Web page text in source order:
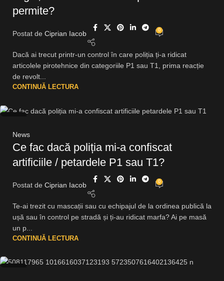
permite?
Postat de Ciprian Iacob 0
Dacă ai trecut printr-un control în care poliția ți-a ridicat
articolele pirotehnice din categoriile P1 sau T1, prima reacție
de revolt...
CONTINUĂ LECTURA
News
Ce fac dacă poliția mi-a confiscat
artificiile / petardele P1 sau T1?
Postat de Ciprian Iacob 0
Te-ai trezit cu mascații sau cu echipajul de la ordinea publică la
ușă sau în control pe stradă și ți-au ridicat marfa? Ai pe masă
un p...
CONTINUĂ LECTURA